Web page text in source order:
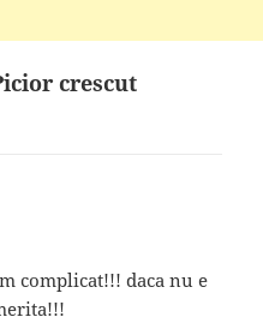
crescut
complicat!!! daca nu e